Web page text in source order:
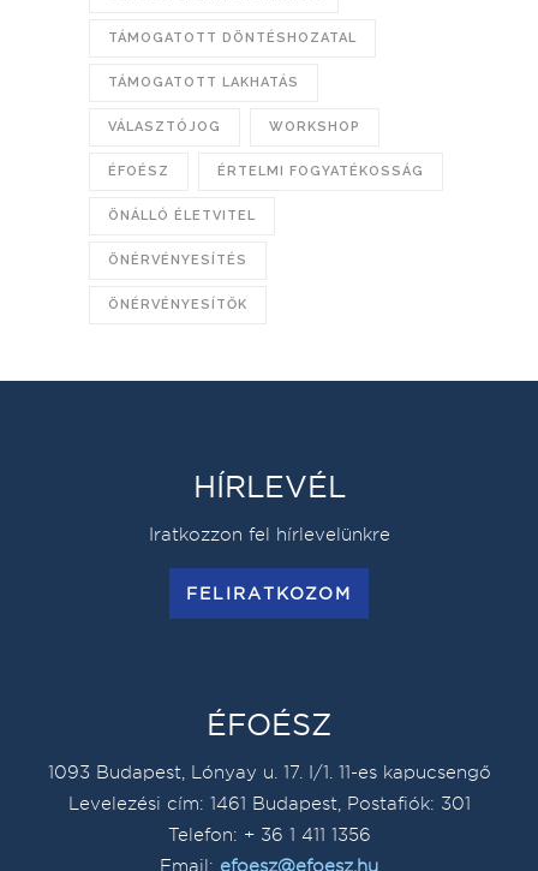
TÁMOGATOTT DÖNTÉSHOZATAL
TÁMOGATOTT LAKHATÁS
VÁLASZTÓJOG WORKSHOP
ÉFOÉSZ ÉRTELMI FOGYATÉKOSSÁG
ÖNÁLLÓ ÉLETVITEL
ÖNÉRVÉNYESÍTÉS
ÖNÉRVÉNYESÍTŐK
HÍRLEVÉL
Iratkozzon fel hírlevelünkre
FELIRATKOZOM
ÉFOÉSZ
1093 Budapest, Lónyay u. 17. I/1. 11-es kapucsengő
Levelezési cím: 1461 Budapest, Postafiók: 301
Telefon: + 36 1 411 1356
Email: efoesz@efoesz.hu